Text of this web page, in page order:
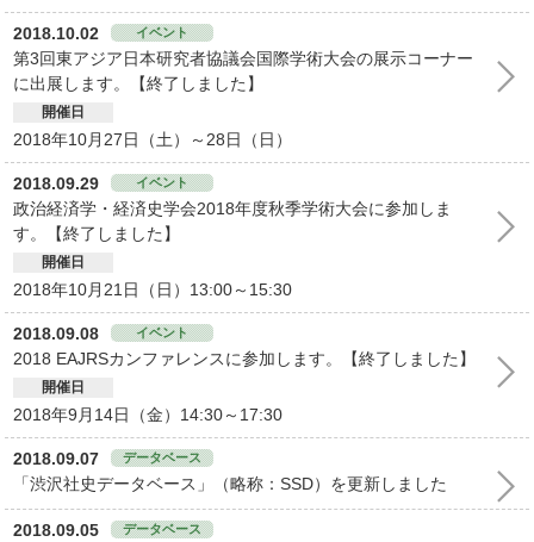
2018.10.02 イベント
第3回東アジア日本研究者協議会国際学術大会の展示コーナー
に出展します。【終了しました】
開催日
2018年10月27日（土）～28日（日）
2018.09.29 イベント
政治経済学・経済史学会2018年度秋季学術大会に参加しま
す。【終了しました】
開催日
2018年10月21日（日）13:00～15:30
2018.09.08 イベント
2018 EAJRSカンファレンスに参加します。【終了しました】
開催日
2018年9月14日（金）14:30～17:30
2018.09.07 データベース
「渋沢社史データベース」（略称：SSD）を更新しました
2018.09.05 データベース